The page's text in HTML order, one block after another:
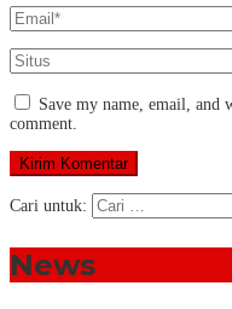
Save my name, email, and
comment.
Cari untuk:
News